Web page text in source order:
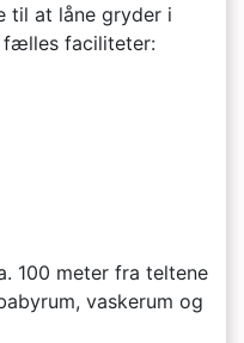
til at låne gryder i
fælles faciliteter:
100 meter fra teltene
vaskerum og